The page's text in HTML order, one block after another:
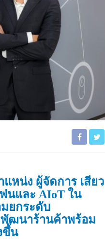
แหน่ง ผู้จัดการ เสียว
นและ AIoT ใน
ยกระดับ
ฒนาร้านค้าพร้อม
ขึ้น